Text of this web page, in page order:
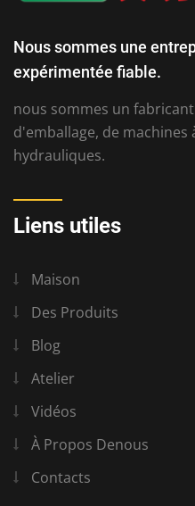
Nous sommes une
expérimentée fiable.
nous sommes un
d'emballage, de machines
hydrauliques.
Liens utiles
Maison
Des Produits
Blog
Atelier
Vidéos
À Propos Denous
Contacts